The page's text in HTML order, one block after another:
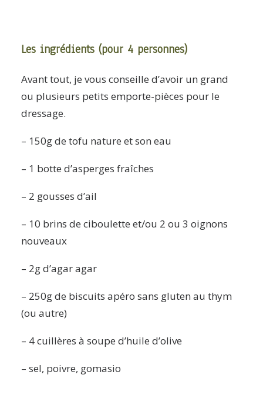
Les ingrédients (pour 4 personnes)
Avant tout, je vous conseille d’avoir un grand
ou plusieurs petits emporte-pièces pour le
dressage.
– 150g de tofu nature et son eau
– 1 botte d’asperges fraîches
– 2 gousses d’ail
– 10 brins de ciboulette et/ou 2 ou 3 oignons
nouveaux
– 2g d’agar agar
– 250g de biscuits apéro sans gluten au thym
(ou autre)
– 4 cuillères à soupe d’huile d’olive
– sel, poivre, gomasio